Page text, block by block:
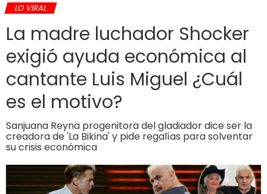
LO VIRAL
La madre luchador Shocker
exigió ayuda económica al
cantante Luis Miguel ¿Cuál
es el motivo?
Sanjuana Reyna progenitora del gladiador dice ser la
creadora de 'La Bikina' y pide regalías para solventar
su crisis económica